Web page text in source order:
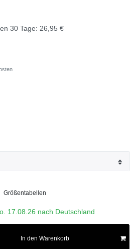
30 Tage: 26,95 €
Größentabellen
17.08.26 nach Deutschland
In den Warenkorb